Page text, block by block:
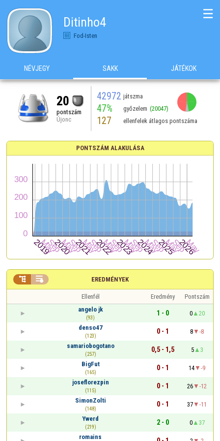
Ditinho4
Fod-Isten
☰
NÉVJEGY SAKK JÁTÉKOK
20
pontszám
Újonc
42972 játszma
47% győzelem (20047)
127 ellenfelek átlagos pontszáma
PONTSZÁM ALAKULÁSA
EREDMÉNYEK
 
Ellenfél Eredmény
Pontszám
angelo jk
(93)
1 - 0 0
20
denso47
(123)
0 - 1 8
-8
samariobogotano
(257)
0,5 - 1,5 5
3
BigFut
(165)
0 - 1 14
-9
joseflorezpin
(115)
0 - 1 26
-12
SimonZolti
(148)
0 - 1 37
-11
Ywerd
(219)
2 - 0 0
37
romains